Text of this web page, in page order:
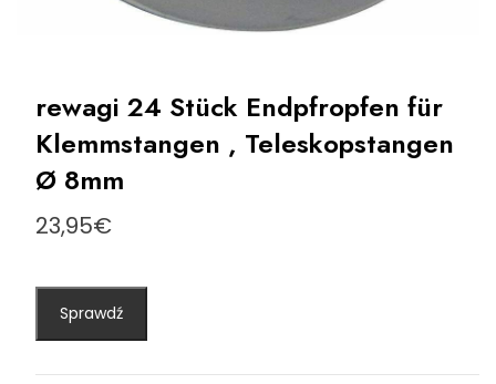
rewagi 24 Stück Endpfropfen für
Klemmstangen , Teleskopstangen
Ø 8mm
23,95€
Sprawdź